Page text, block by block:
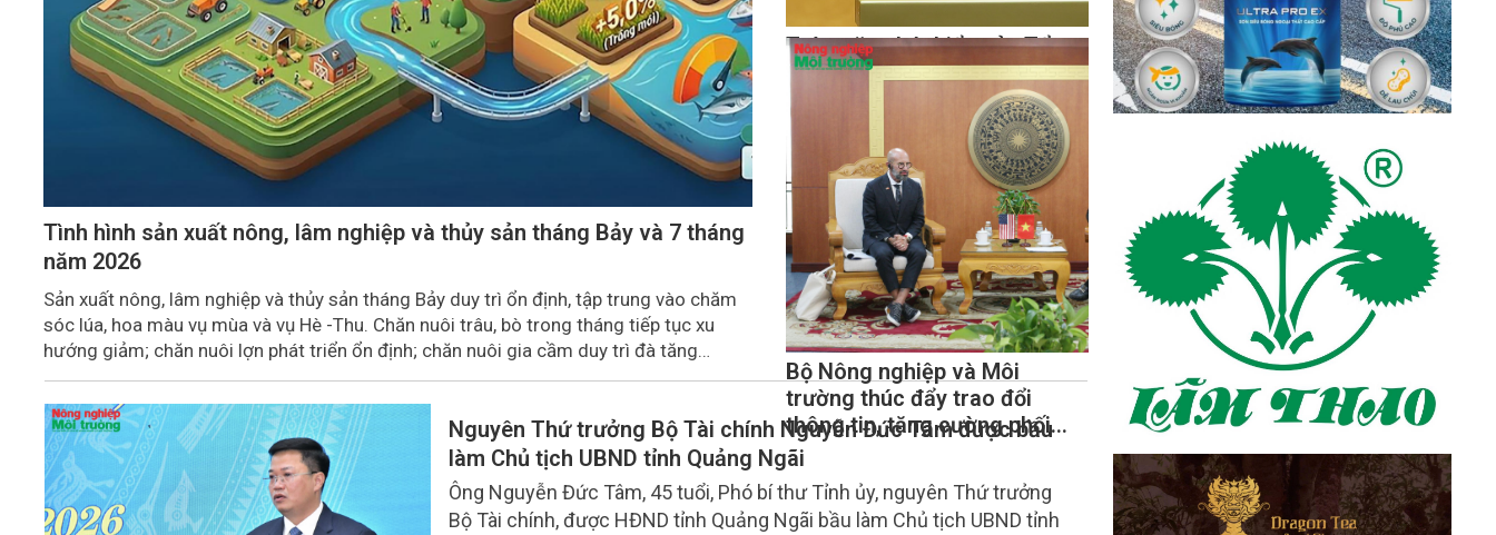
Tình hình sản xuất nông, lâm nghiệp và thủy sản tháng Bảy và 7 tháng
năm 2026
Sản xuất nông, lâm nghiệp và thủy sản tháng Bảy duy trì ổn định, tập trung vào chăm
sóc lúa, hoa màu vụ mùa và vụ Hè -Thu. Chăn nuôi trâu, bò trong tháng tiếp tục xu
hướng giảm; chăn nuôi lợn phát triển ổn định; chăn nuôi gia cầm duy trì đà tăng
trưởng khá. Diện tích rừng trồng mới và sản lượng thủy sản đều tăng nhẹ.
Toàn văn phát biểu của Tổng
Bí thư, Chủ tịch nước Tô Lâm
tại Hội nghị toàn quốc quán
triệt, triển khai Nghị quyết Hội
nghị Trung ương 3, khóa XIV
Bộ Nông nghiệp và Môi
trường thúc đẩy trao đổi
thông tin, tăng cường phối
hợp kỹ thuật với FDA
Nguyên Thứ trưởng Bộ Tài chính Nguyễn Đức Tâm được bầu
làm Chủ tịch UBND tỉnh Quảng Ngãi
Ông Nguyễn Đức Tâm, 45 tuổi, Phó bí thư Tỉnh ủy, nguyên Thứ trưởng
Bộ Tài chính, được HĐND tỉnh Quảng Ngãi bầu làm Chủ tịch UBND tỉnh